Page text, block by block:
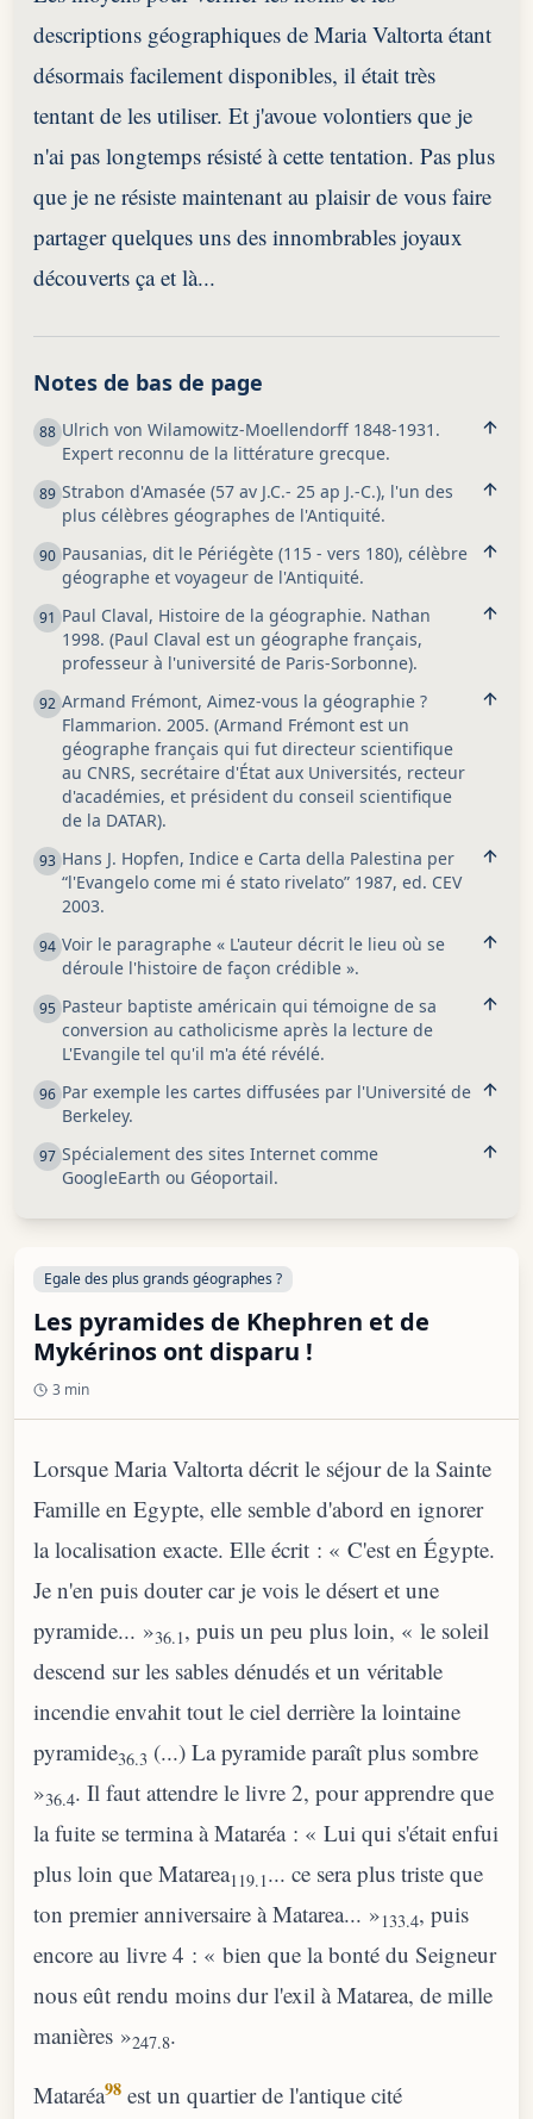
descriptions géographiques de Maria Valtorta étant
désormais facilement disponibles, il était très
tentant de les utiliser. Et j'avoue volontiers que je
n'ai pas longtemps résisté à cette tentation. Pas plus
que je ne résiste maintenant au plaisir de vous faire
partager quelques uns des innombrables joyaux
découverts ça et là...
Notes de bas de page
88 Ulrich von Wilamowitz-Moellendorff 1848-1931.
Expert reconnu de la littérature grecque.
89 Strabon d'Amasée (57 av J.C.- 25 ap J.-C.), l'un des
plus célèbres géographes de l'Antiquité.
90 Pausanias, dit le Périégète (115 - vers 180), célèbre
géographe et voyageur de l'Antiquité.
91 Paul Claval, Histoire de la géographie. Nathan
1998. (Paul Claval est un géographe français,
professeur à l'université de Paris-Sorbonne).
92 Armand Frémont, Aimez-vous la géographie ?
Flammarion. 2005. (Armand Frémont est un
géographe français qui fut directeur scientifique
au CNRS, secrétaire d'État aux Universités, recteur
d'académies, et président du conseil scientifique
de la DATAR).
93 Hans J. Hopfen, Indice e Carta della Palestina per
“l'Evangelo come mi é stato rivelato” 1987, ed. CEV
2003.
94 Voir le paragraphe « L'auteur décrit le lieu où se
déroule l'histoire de façon crédible ».
95 Pasteur baptiste américain qui témoigne de sa
conversion au catholicisme après la lecture de
L'Evangile tel qu'il m'a été révélé.
96 Par exemple les cartes diffusées par l'Université de
Berkeley.
97 Spécialement des sites Internet comme
GoogleEarth ou Géoportail.
Egale des plus grands géographes ?
Les pyramides de Khephren et de
Mykérinos ont disparu !
3 min
Lorsque Maria Valtorta décrit le séjour de la Sainte
Famille en Egypte, elle semble d'abord en ignorer
la localisation exacte. Elle écrit : « C'est en Égypte.
Je n'en puis douter car je vois le désert et une
pyramide... »36.1, puis un peu plus loin, « le soleil
descend sur les sables dénudés et un véritable
incendie envahit tout le ciel derrière la lointaine
pyramide36.3 (...) La pyramide paraît plus sombre
»36.4. Il faut attendre le livre 2, pour apprendre que
la fuite se termina à Mataréa : « Lui qui s'était enfui
plus loin que Matarea119.1... ce sera plus triste que
ton premier anniversaire à Matarea... »133.4, puis
encore au livre 4 : « bien que la bonté du Seigneur
nous eût rendu moins dur l'exil à Matarea, de mille
manières »247.8.
Mataréa98 est un quartier de l'antique cité